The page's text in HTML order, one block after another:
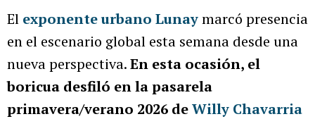
El exponente urbano Lunaymarcó presencia
en el escenario global esta semana desde una
nueva perspectiva.En esta ocasión, el
boricua desfiló en la pasarela
primavera/verano 2026 deWilly Chavarria